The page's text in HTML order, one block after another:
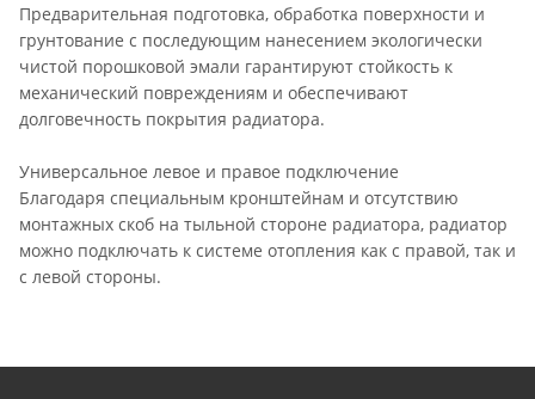
Предварительная подготовка, обработка поверхности и
грунтование с последующим нанесением экологически
чистой порошковой эмали гарантируют стойкость к
механический повреждениям и обеспечивают
долговечность покрытия радиатора.
Универсальное левое и правое подключение
Благодаря специальным кронштейнам и отсутствию
монтажных скоб на тыльной стороне радиатора, радиатор
можно подключать к системе отопления как с правой, так и
с левой стороны.